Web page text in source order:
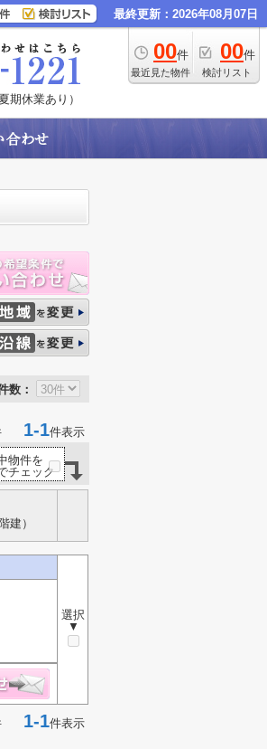
最終更新：2026年08月07日
00件
最近見た物件
00件
検討リスト
期休業あり）
数：
1-1件表示
物件を
チェック
建）
選択
▼
1-1件表示